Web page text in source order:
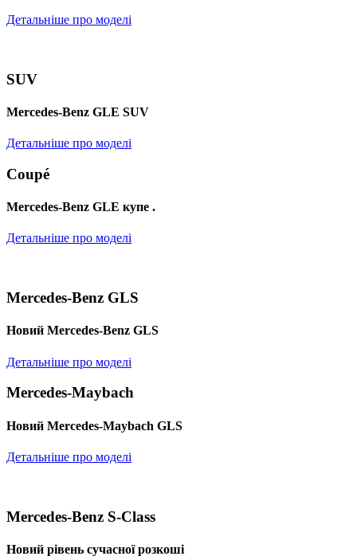
Детальніше про моделі
SUV
Mercedes-Benz GLE SUV
Детальніше про моделі
Coupé
Mercedes-Benz GLE купе .
Детальніше про моделі
Mercedes-Benz GLS
Новий Mercedes-Benz GLS
Детальніше про моделі
Mercedes-Maybach
Новий Mercedes-Maybach GLS
Детальніше про моделі
Mercedes-Benz S-Class
Новий рівень сучасної розкоші